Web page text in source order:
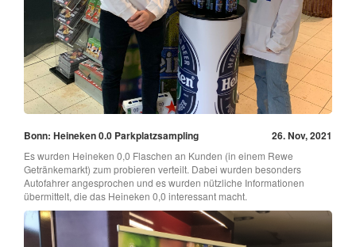
Bonn: Heineken 0.0 Parkplatzsampling 26. Nov, 2021
Es wurden Heineken 0,0 Flaschen an Kunden (in einem Rewe
Getränkemarkt) zum probieren verteilt. Dabei wurden besonders
Autofahrer angesprochen und es wurden nützliche Informationen
übermittelt, die das Heineken 0,0 interessant macht.